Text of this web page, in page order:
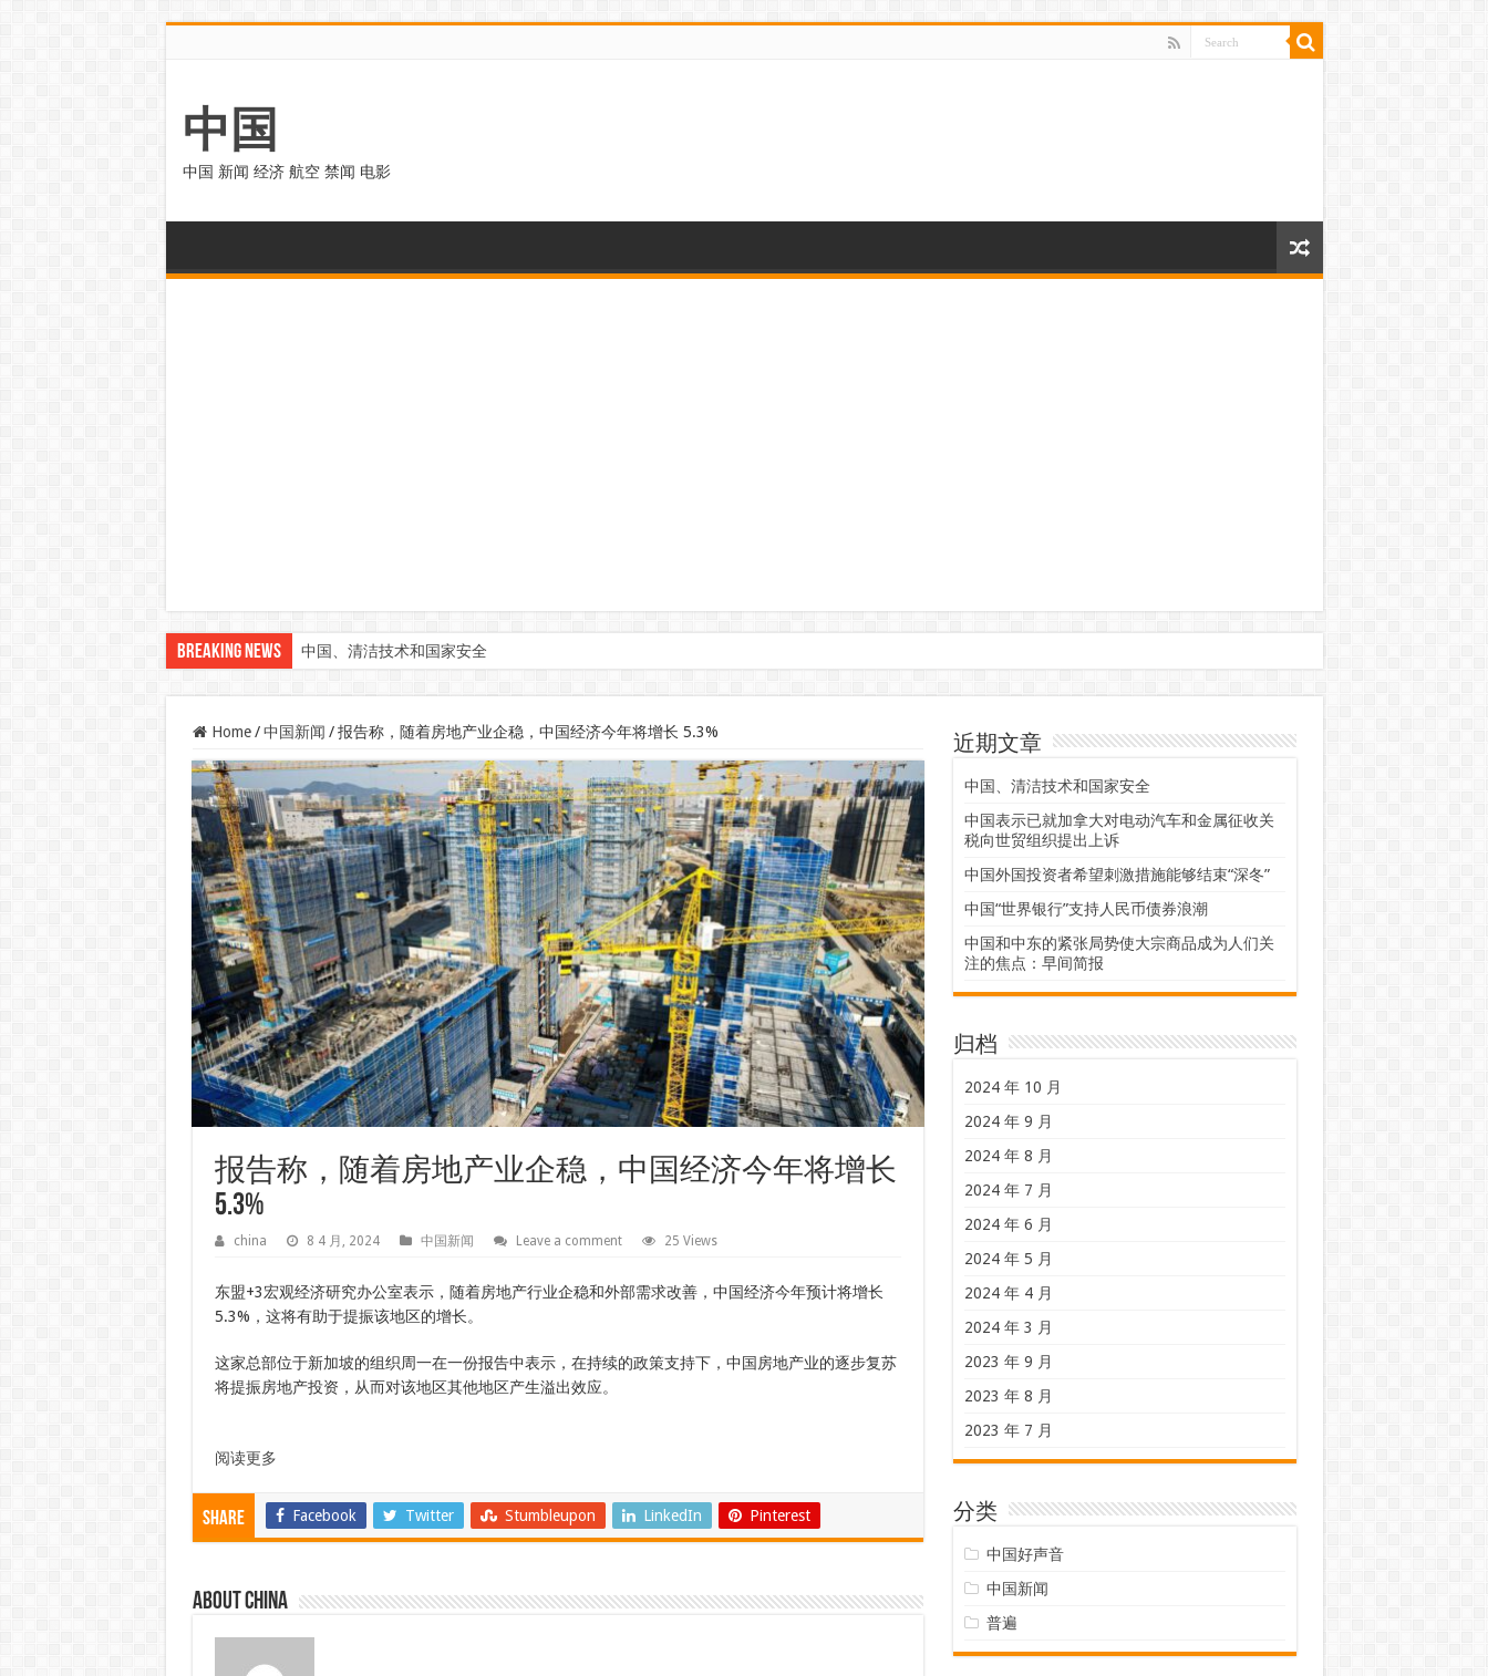
中国
中国 新闻 经济 航空 禁闻 电影
Breaking News 中国、清洁技术和国家安全
Home / 中国新闻 / 报告称，随着房地产业企稳，中国经济今年将增长 5.3%
报告称，随着房地产业企稳，中国经济今年将增长
5.3%
china 8 4 月, 2024 中国新闻 Leave a comment 25 Views
东盟+3宏观经济研究办公室表示，随着房地产行业企稳和外部需求改善，中国经济今年预计将增长
5.3%，这将有助于提振该地区的增长。
这家总部位于新加坡的组织周一在一份报告中表示，在持续的政策支持下，中国房地产业的逐步复苏
将提振房地产投资，从而对该地区其他地区产生溢出效应。
阅读更多
Share Facebook Twitter Stumbleupon LinkedIn Pinterest
About china
近期文章
中国、清洁技术和国家安全
中国表示已就加拿大对电动汽车和金属征收关
税向世贸组织提出上诉
中国外国投资者希望刺激措施能够结束“深冬”
中国“世界银行”支持人民币债券浪潮
中国和中东的紧张局势使大宗商品成为人们关
注的焦点：早间简报
归档
2024 年 10 月
2024 年 9 月
2024 年 8 月
2024 年 7 月
2024 年 6 月
2024 年 5 月
2024 年 4 月
2024 年 3 月
2023 年 9 月
2023 年 8 月
2023 年 7 月
分类
中国好声音
中国新闻
普遍